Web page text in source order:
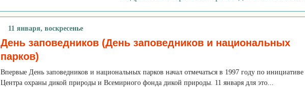
11 января, воскресенье
День заповедников (День заповедников и национальных
парков)
Впервые День заповедников и национальных парков начал отмечаться в 1997 году по инициативе
Центра охраны дикой природы и Всемирного фонда дикой природы. 11 января для это...